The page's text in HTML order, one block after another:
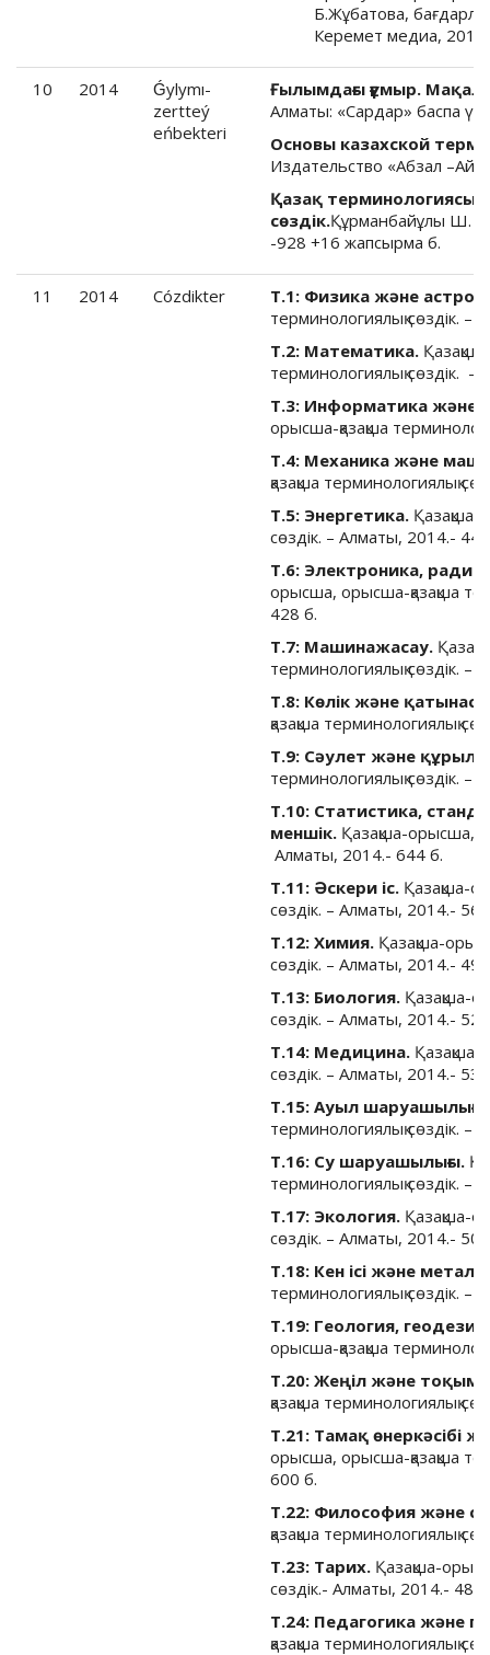
Б.Жұбатова,
Керемет медиа, 2015
10 2014
Ǵylymı-
zertteý
eńbekteri
Ғылымдағы ғұмыр.
Алматы: «Сардар» баспа
Основы казахской
Издательство «Абзал –Ай
Қазақ терминологиясы:
сөздік.Құрманбайұлы Ш.
-928 +16 жапсырма б.
11 2014 Cózdikter
Т.1: Физика және
терминологиялық сөздік. –
Т.2: Математика.
терминологиялық сөздік.
Т.3: Информатика және
орысша-қазақша
Т.4: Механика және
қазақша терминологиялық
Т.5: Энергетика. Қазақша-
сөздік. – Алматы, 2014.-
Т.6: Электроника,
орысша, орысша-қазақша
428 б.
Т.7: Машинажасау.
терминологиялық сөздік. –
Т.8: Көлік және
қазақша терминологиялық
Т.9: Сәулет және
терминологиялық сөздік. –
Т.10: Статистика,
меншік. Қазақша-орысша,
Алматы, 2014.- 644 б.
Т.11: Әскери іс. Қазақша-
сөздік. – Алматы, 2014.-
Т.12: Химия. Қазақша-
сөздік. – Алматы, 2014.-
Т.13: Биология. Қазақша-
сөздік. – Алматы, 2014.-
Т.14: Медицина. Қазақша-
сөздік. – Алматы, 2014.-
Т.15: Ауыл
терминологиялық сөздік. –
Т.16: Су шаруашылығы.
терминологиялық сөздік. –
Т.17: Экология. Қазақша-
сөздік. – Алматы, 2014.-
Т.18: Кен ісі және
терминологиялық сөздік. –
Т.19: Геология,
орысша-қазақша
Т.20: Жеңіл және тоқыма
қазақша терминологиялық
Т.21: Тамақ өнеркәсібі
орысша, орысша-қазақша
600 б.
Т.22: Философия және
қазақша терминологиялық
Т.23: Тарих. Қазақша-
сөздік.- Алматы, 2014.- 480
Т.24: Педагогика және
қазақша терминологиялық